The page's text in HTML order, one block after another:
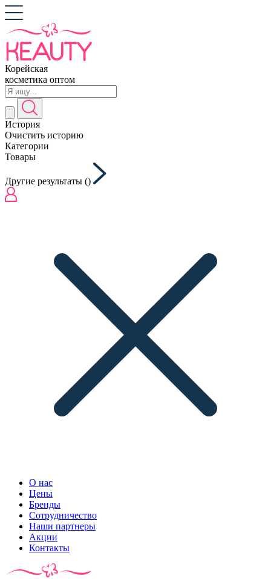
Корейская
косметика оптом
История
Очистить историю
Категории
Товары
Другие результаты ()
О нас
Цены
Бренды
Сотрудничество
Наши партнеры
Акции
Контакты